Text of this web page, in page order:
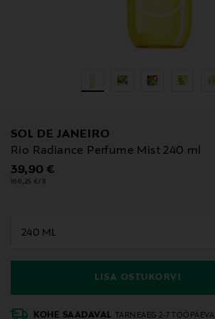
SOL DE JANEIRO
Rio Radiance Perfume Mist 240 ml
Original Price
39,90 €
166,25 €/1l
LISA OSTUKORVI
KOHE SAADAVAL TARNEAEG 2-7 TÖÖPÄEVA